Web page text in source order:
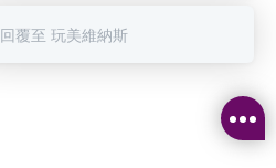
如何聯繫玩美維納斯客服?
可點擊下方對話框 "回覆 玩美維納
回覆至 玩美維納斯